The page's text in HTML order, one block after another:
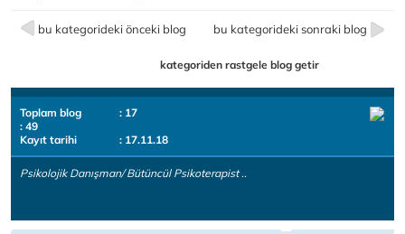
bu kategorideki önceki blog bu kategorideki sonraki blog
kategoriden rastgele blog getir
Toplam blog
: 17
: 49
Kayıt tarihi
: 17.11.18
Psikolojik Danışman/ Bütüncül Psikoterapist ..